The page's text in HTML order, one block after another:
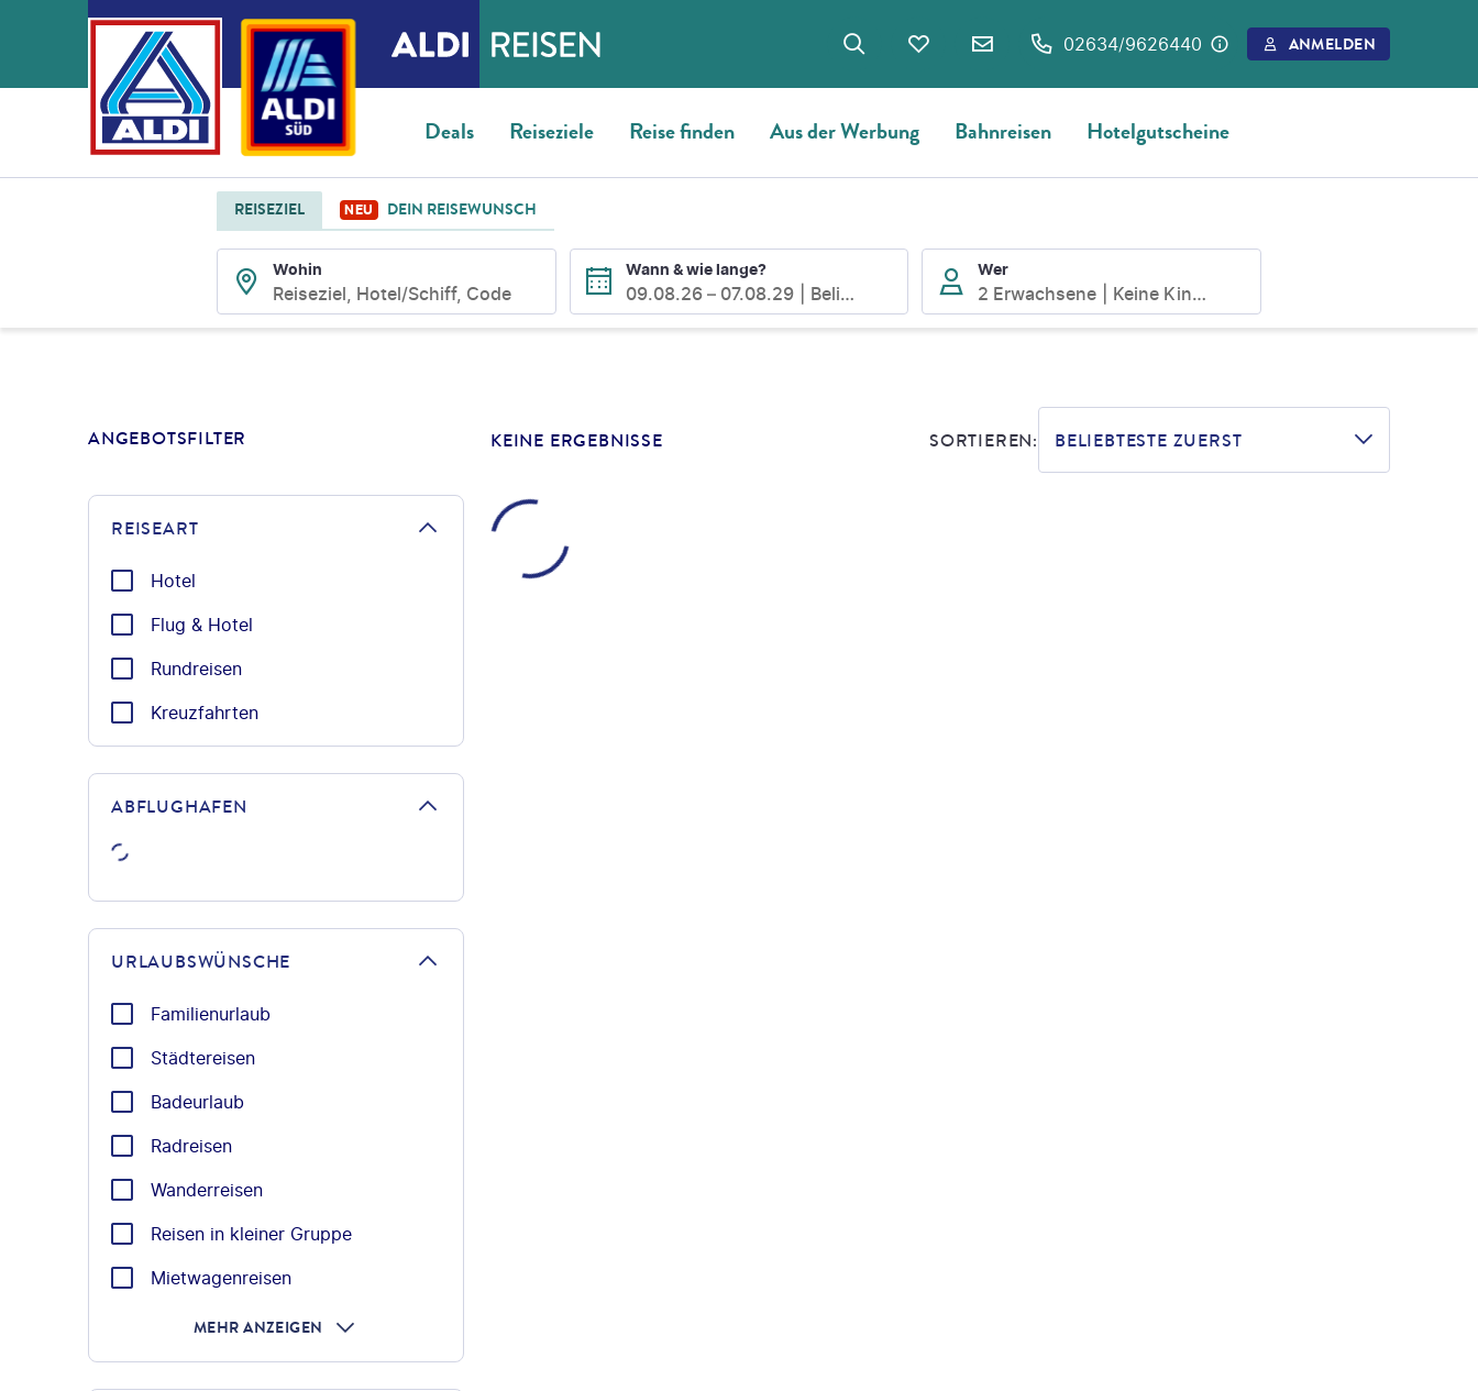
02634/9626440 ANMELDEN
Deals Reiseziele Reise finden Aus der Werbung Bahnreisen Hotelgutscheine
REISEZIEL NEU DEIN REISEWUNSCH
Wohin
Reiseziel, Hotel/Schiff, Code
Wann & wie lange?
09.08.26– 07.08.29 Beliebig
Wer
2 Erwachsene Keine Kinder
ANGEBOTSFILTER
REISEART
Hotel
Flug & Hotel
Rundreisen
Kreuzfahrten
ABFLUGHAFEN
URLAUBSWÜNSCHE
Familienurlaub
Städtereisen
Badeurlaub
Radreisen
Wanderreisen
Reisen in kleiner Gruppe
Mietwagenreisen
MEHR ANZEIGEN
SUCHERGEBNISSE
KEINE ERGEBNISSE SORTIEREN: BELIEBTESTE ZUERST